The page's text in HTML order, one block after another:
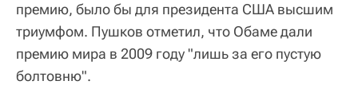
премию, было бы для президента США высшим
триумфом. Пушков отметил, что Обаме дали
премию мира в 2009 году "лишь за его пустую
болтовню".